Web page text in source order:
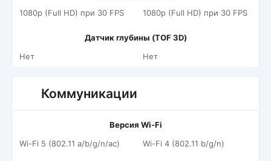
1080p (Full HD) при 30 FPS
1080p (Full HD) при 30 FPS
Датчик глубины (TOF 3D)
Нет
Нет
Коммуникации
Версия Wi-Fi
Wi-Fi 5 (802.11 a/b/g/n/ac)
Wi-Fi 4 (802.11 b/g/n)